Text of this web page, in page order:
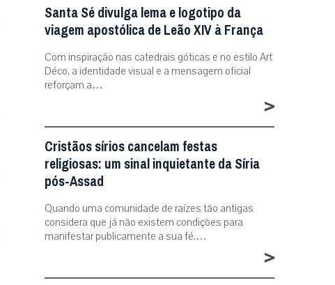
Santa Sé divulga lema e logotipo da
viagem apostólica de Leão XIV à França
Com inspiração nas catedrais góticas e no estilo Art
Déco, a identidade visual e a mensagem oficial
reforçam a…
>
Cristãos sírios cancelam festas
religiosas: um sinal inquietante da Síria
pós-Assad
Quando uma comunidade de raízes tão antigas
considera que já não existem condições para
manifestar publicamente a sua fé,…
>